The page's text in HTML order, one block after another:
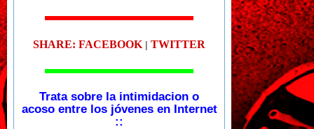
SHARE: FACEBOOK | TWITTER
Trata sobre la intimidacion o
acoso entre los jóvenes en Internet
::